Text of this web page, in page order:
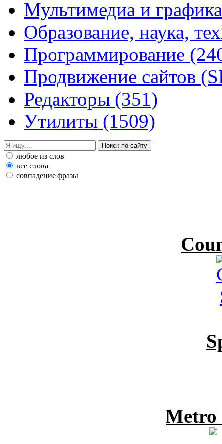
Мультимедиа и
Образование, наука,
Программирование
Продвижение сайтов
Редакторы (351)
Утилиты (1509)
любое из слов
все слова
совпадение фразы
Metro